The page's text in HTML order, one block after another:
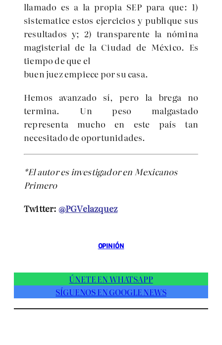
llamado es a la propia SEP para que: 1)
sistematice estos ejercicios y publique sus
resultados y; 2) transparente la nómina
magisterial de la Ciudad de México. Es
tiempo de que el
buen juez empiece por su casa.
Hemos avanzado sí, pero la brega no
termina. Un peso malgastado
representa mucho en este país tan
necesitado de oportunidades.
*El autor es investigador en Mexicanos
Primero
Twitter: @PGVelazquez
OPINIÓN
ÚNETE EN WHATSAPP
SÍGUENOS EN GOOGLE NEWS